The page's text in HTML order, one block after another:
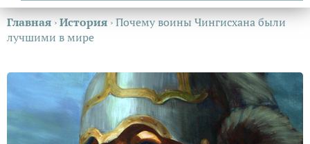
Главная ›История ›Почему воины Чингисхана были
лучшими в мире